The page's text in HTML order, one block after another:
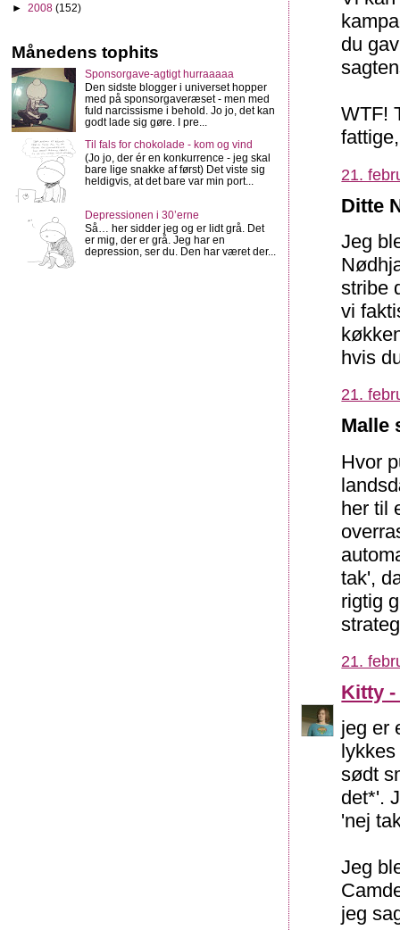
du
WTF!
21.
Ditte
Jeg
stribe
vi
hvis
21.
Malle
Hvor
her til
tak',
rigtig
21.
Kitty -
jeg er
sødt
det*'.
'nej
Jeg
jeg
► 2008 (152)
Månedens tophits
Sponsorgave-agtigt hurraaaaa
Den sidste blogger i universet hopper
med på sponsorgaveræset - men med
fuld narcissisme i behold. Jo jo, det kan
godt lade sig gøre. I pre...
Til fals for chokolade - kom og vind
(Jo jo, der ér en konkurrence - jeg skal
bare lige snakke af først) Det viste sig
heldigvis, at det bare var min port...
Depressionen i 30’erne
Så… her sidder jeg og er lidt grå. Det
er mig, der er grå. Jeg har en
depression, ser du. Den har været der...